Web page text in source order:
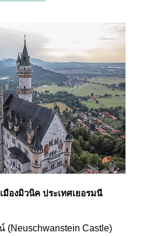
Marstallmuseum)
(Nymphenburg
ะบริเวณสวนของพระราชวัง
ตัวพระราชวังและ
ละตกแต่งแบบผสมผสานใน
จึงได้รับการยกย่องว่าเป็น
งงานศิลป์ที่ดีที่สุดแห่งหนึ่ง
ลนด์มาร์กยอดนิยมของเมือง
มาเที่ยวชม
องมิวนิค ประเทศเยอรมนี
Castle)